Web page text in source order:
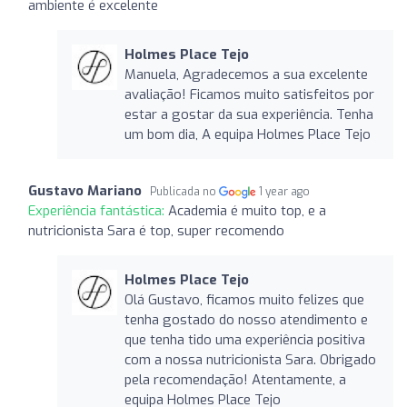
ambiente é excelente
Holmes Place Tejo
Manuela, Agradecemos a sua excelente
avaliação! Ficamos muito satisfeitos por
estar a gostar da sua experiência. Tenha
um bom dia, A equipa Holmes Place Tejo
Gustavo Mariano Publicada no 1 year ago
Experiência fantástica: Academia é muito top, e a
nutricionista Sara é top, super recomendo
Holmes Place Tejo
Olá Gustavo, ficamos muito felizes que
tenha gostado do nosso atendimento e
que tenha tido uma experiência positiva
com a nossa nutricionista Sara. Obrigado
pela recomendação! Atentamente, a
equipa Holmes Place Tejo